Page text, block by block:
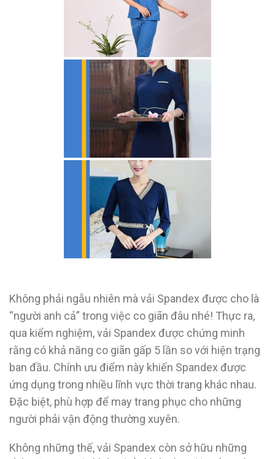
Không phải ngẫu nhiên mà vải Spandex được cho là
“người anh cả” trong việc co giãn đâu nhé! Thực ra,
qua kiểm nghiệm, vải Spandex được chứng minh
rằng có khả năng co giãn gấp 5 lần so với hiện trạng
ban đầu. Chính ưu điểm này khiến Spandex được
ứng dụng trong nhiều lĩnh vực thời trang khác nhau.
Đặc biệt, phù hợp để may trang phục cho những
người phải vận động thường xuyên.
Không những thế, vải Spandex còn sở hữu những